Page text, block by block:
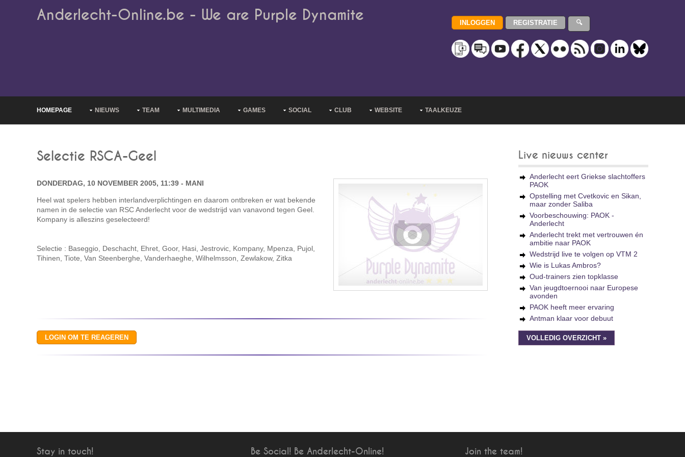
Anderlecht-Online.be - We are Purple Dynamite
HOMEPAGE NIEUWS TEAM MULTIMEDIA GAMES SOCIAL CLUB WEBSITE TAALKEUZE
Selectie RSCA-Geel
DONDERDAG, 10 NOVEMBER 2005, 11:39 - MANI
Heel wat spelers hebben interlandverplichtingen en daarom ontbreken er wat bekende
namen in de selectie van RSC Anderlecht voor de wedstrijd van vanavond tegen Geel.
Kompany is alleszins geselecteerd!
Selectie : Baseggio, Deschacht, Ehret, Goor, Hasi, Jestrovic, Kompany, Mpenza, Pujol,
Tihinen, Tiote, Van Steenberghe, Vanderhaeghe, Wilhelmsson, Zewlakow, Zitka
Live nieuws center
Anderlecht eert Griekse slachtoffers
PAOK
Opstelling met Cvetkovic en Sikan,
maar zonder Saliba
Voorbeschouwing: PAOK -
Anderlecht
Anderlecht trekt met vertrouwen én
ambitie naar PAOK
Wedstrijd live te volgen op VTM 2
Wie is Lukas Ambros?
Oud-trainers zien topklasse
Van jeugdtoernooi naar Europese
avonden
PAOK heeft meer ervaring
Antman klaar voor debuut
VOLLEDIG OVERZICHT »
Stay in touch! Be Social! Be Anderlecht-Online! Join the team!